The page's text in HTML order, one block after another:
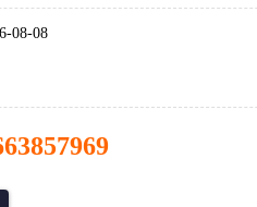
08-08